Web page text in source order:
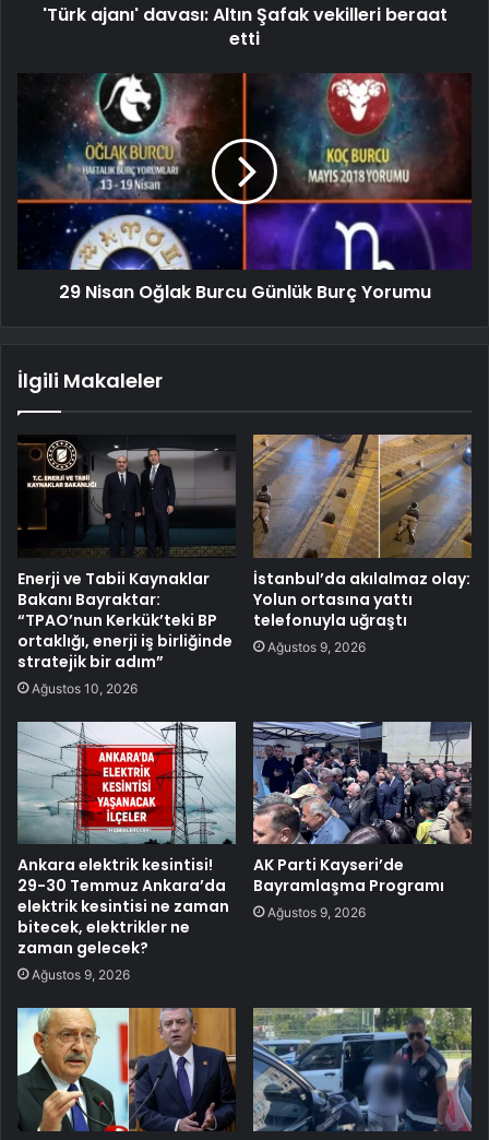
'Türk ajanı' davası: Altın Şafak vekilleri beraat
etti
29 Nisan Oğlak Burcu Günlük Burç Yorumu
İlgili Makaleler
Enerji ve Tabii Kaynaklar
Bakanı Bayraktar:
“TPAO’nun Kerkük’teki BP
ortaklığı, enerji iş birliğinde
stratejik bir adım”
Ağustos 10, 2026
İstanbul’da akılalmaz olay:
Yolun ortasına yattı
telefonuyla uğraştı
Ağustos 9, 2026
Ankara elektrik kesintisi!
29-30 Temmuz Ankara’da
elektrik kesintisi ne zaman
bitecek, elektrikler ne
zaman gelecek?
Ağustos 9, 2026
AK Parti Kayseri’de
Bayramlaşma Programı
Ağustos 9, 2026